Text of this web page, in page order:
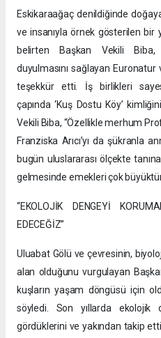
Eskikaraağaç denildiğinde
ve insanıyla örnek gösterilen
belirten Başkan Vekili Biba,
duyulmasını sağlayan Euronatur
teşekkür etti. İş birlikleri
çapında ‘Kuş Dostu Köy’
Vekili Biba, “Özellikle merhum
Franziska Arıcı’yı da şükranla
bugün uluslararası ölçekte
gelmesinde emekleri çok
“EKOLOJİK DENGEYİ
EDECEĞİZ”
Uluabat Gölü ve çevresinin,
alan olduğunu vurgulayan
kuşların yaşam döngüsü için
söyledi. Son yıllarda ekolojik
gördüklerini ve yakından takip